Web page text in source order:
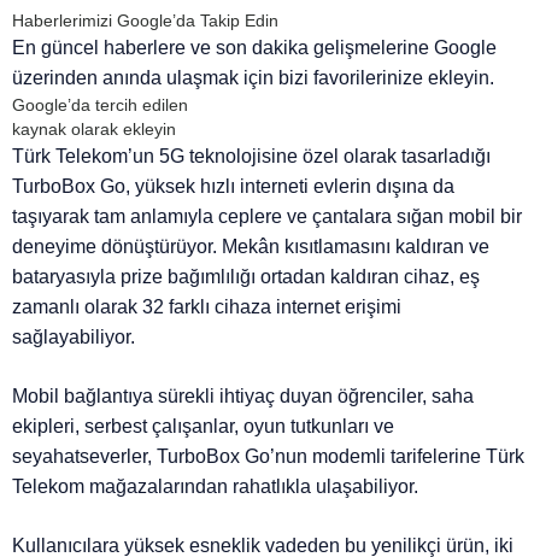
Haberlerimizi Google’da Takip Edin
En güncel haberlere ve son dakika gelişmelerine Google
üzerinden anında ulaşmak için bizi favorilerinize ekleyin.
Google’da tercih edilen
kaynak olarak ekleyin
Türk Telekom’un 5G teknolojisine özel olarak tasarladığı
TurboBox Go, yüksek hızlı interneti evlerin dışına da
taşıyarak tam anlamıyla ceplere ve çantalara sığan mobil bir
deneyime dönüştürüyor. Mekân kısıtlamasını kaldıran ve
bataryasıyla prize bağımlılığı ortadan kaldıran cihaz, eş
zamanlı olarak 32 farklı cihaza internet erişimi
sağlayabiliyor.
Mobil bağlantıya sürekli ihtiyaç duyan öğrenciler, saha
ekipleri, serbest çalışanlar, oyun tutkunları ve
seyahatseverler, TurboBox Go’nun modemli tarifelerine Türk
Telekom mağazalarından rahatlıkla ulaşabiliyor.
Kullanıcılara yüksek esneklik vadeden bu yenilikçi ürün, iki